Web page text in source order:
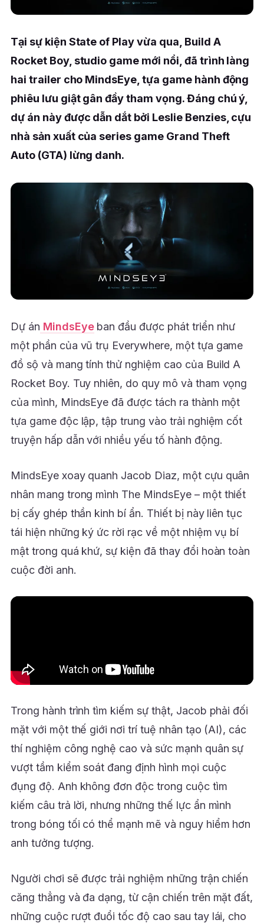
Tại sự kiện State of Play vừa qua, Build A
Rocket Boy, studio game mới nổi, đã trình làng
hai trailer cho MindsEye, tựa game hành động
phiêu lưu giật gân đầy tham vọng. Đáng chú ý,
dự án này được dẫn dắt bởi Leslie Benzies, cựu
nhà sản xuất của series game Grand Theft
Auto (GTA) lừng danh.
Dự án MindsEyeban đầu được phát triển như
một phần của vũ trụ Everywhere, một tựa game
đồ sộ và mang tính thử nghiệm cao của Build A
Rocket Boy. Tuy nhiên, do quy mô và tham vọng
của mình, MindsEye đã được tách ra thành một
tựa game độc lập, tập trung vào trải nghiệm cốt
truyện hấp dẫn với nhiều yếu tố hành động.
MindsEye xoay quanh Jacob Diaz, một cựu quân
nhân mang trong mình The MindsEye – một thiết
bị cấy ghép thần kinh bí ẩn. Thiết bị này liên tục
tái hiện những ký ức rời rạc về một nhiệm vụ bí
mật trong quá khứ, sự kiện đã thay đổi hoàn toàn
cuộc đời anh.
Trong hành trình tìm kiếm sự thật, Jacob phải đối
mặt với một thế giới nơi trí tuệ nhân tạo (AI), các
thí nghiệm công nghệ cao và sức mạnh quân sự
vượt tầm kiểm soát đang định hình mọi cuộc
đụng độ. Anh không đơn độc trong cuộc tìm
kiếm câu trả lời, nhưng những thế lực ẩn mình
trong bóng tối có thể mạnh mẽ và nguy hiểm hơn
anh tưởng tượng.
Người chơi sẽ được trải nghiệm những trận chiến
căng thẳng và đa dạng, từ cận chiến trên mặt đất,
những cuộc rượt đuổi tốc độ cao sau tay lái, cho